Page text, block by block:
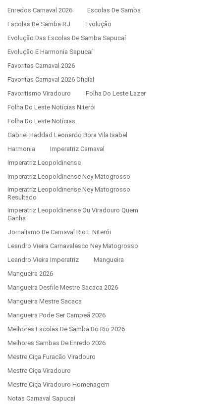
Enredos Carnaval 2026
Escolas De Samba
Escolas De Samba RJ
Evolução
Evolução Das Escolas De Samba Sapucaí
Evolução E Harmonia Sapucaí
Favoritas Carnaval 2026
Favoritas Carnaval 2026 Oficial
Favoritismo Viradouro
Folha Do Leste Lazer
Folha Do Leste Notícias Niterói
Folha Do Leste Notícias.
Gabriel Haddad Leonardo Bora Vila Isabel
Harmonia
Imperatriz Carnaval
Imperatriz Leopoldinense
Imperatriz Leopoldinense Ney Matogrosso
Imperatriz Leopoldinense Ney Matogrosso
Resultado
Imperatriz Leopoldinense Ou Viradouro Quem
Ganha
Jornalismo De Carnaval Rio E Niterói
Leandro Vieira Carnavalesco Ney Matogrosso
Leandro Vieira Imperatriz
Mangueira
Mangueira 2026
Mangueira Desfile Mestre Sacaca 2026
Mangueira Mestre Sacaca
Mangueira Pode Ser Campeã 2026
Melhores Escolas De Samba Do Rio 2026
Melhores Sambas De Enredo 2026
Mestre Ciça Furacão Viradouro
Mestre Ciça Viradouro
Mestre Ciça Viradouro Homenagem
Notas Carnaval Sapucaí